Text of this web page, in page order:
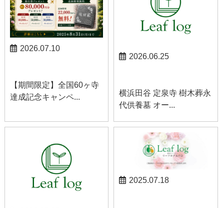
2026.07.10
【期間限定】全国60ヶ寺
達成記念キャンペ...
2026.06.25
横浜田谷 定泉寺 樹木葬永
代供養墓 オー...
2025.07.18